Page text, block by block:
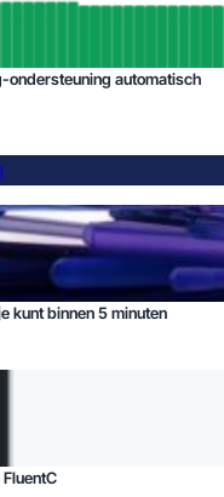
ondersteuning automatisch
kunt binnen 5 minuten